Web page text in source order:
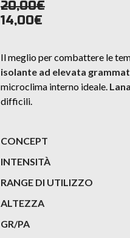
20,00€
14,00€
Il meglio per combattere le
isolante ad elevata
microclima interno ideale.
difficili.
CONCEPT
INTENSITÀ
RANGE DI UTILIZZO
ALTEZZA
GR/PA